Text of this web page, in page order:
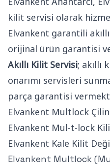
kilit servisi olarak
Elvankent garantili
orijinal ürün garantisi
Akıllı Kilit Servisi; akıllı
onarımı servisleri
parça garantisi
Elvankent Multlock
Elvankent Mul-t-lock
Elvankent Kale Kilit
Elvankent Multlock